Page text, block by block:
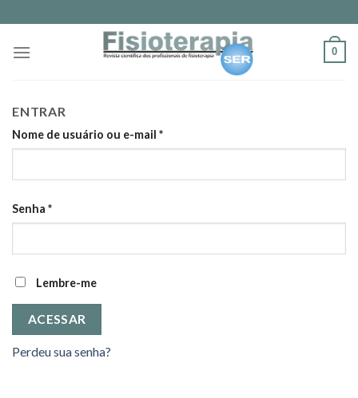
to
content
0
ENTRAR
Nome de usuário ou e-mail *
Senha *
Lembre-me
ACESSAR
Perdeu sua senha?